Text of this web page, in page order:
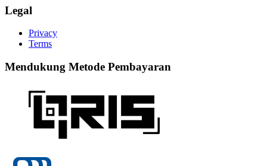
Legal
Privacy
Terms
Mendukung Metode Pembayaran